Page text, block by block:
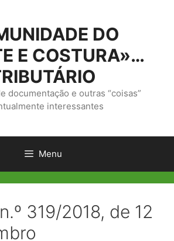
DO
E COSTURA»…
documentação e outras “coisas”
interessantes
Menu
319/2018, de 12